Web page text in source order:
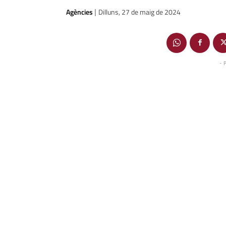
Agències | Dilluns, 27 de maig de 2024
-